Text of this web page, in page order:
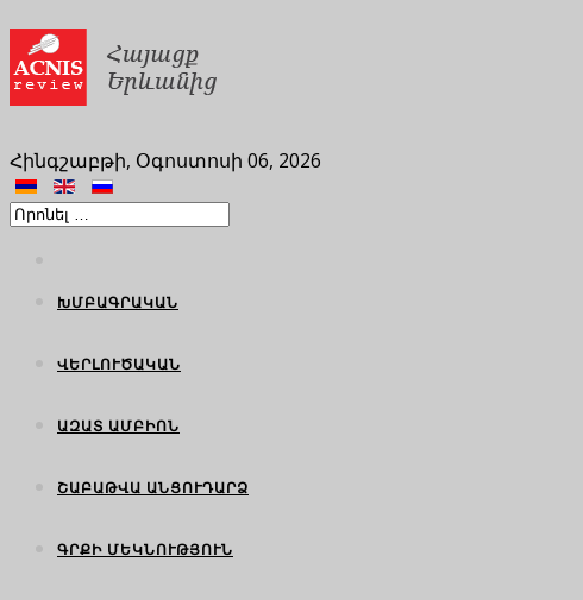
Հինգշաբթի, Օգոստոսի 06, 2026
ԽՄԲԱԳՐԱԿԱՆ
ՎԵՐԼՈՒԾԱԿԱՆ
ԱԶԱՏ ԱՄԲԻՈՆ
ՇԱԲԱԹՎԱ ԱՆՑՈՒԴԱՐՁ
ԳՐՔԻ ՄԵԿՆՈՒԹՅՈՒՆ